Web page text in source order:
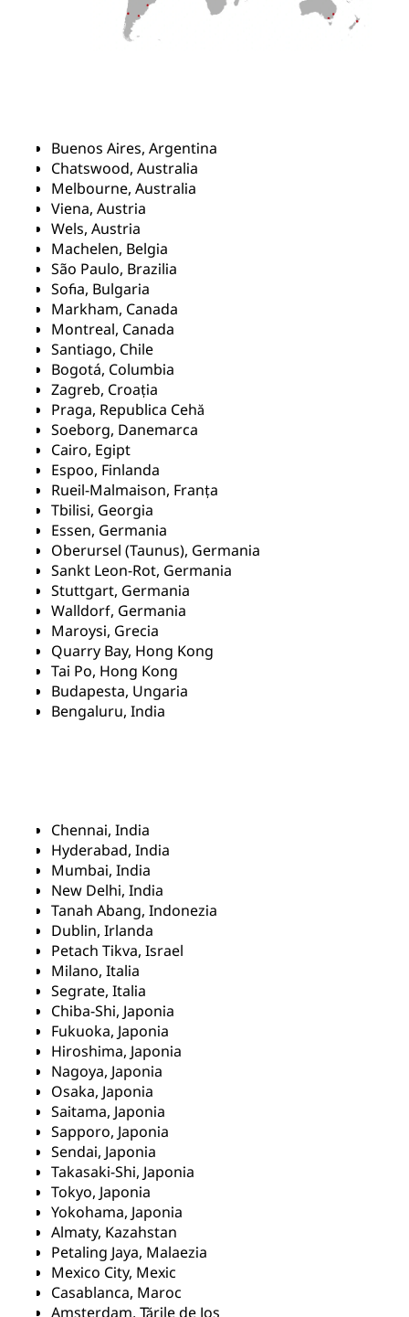
Buenos Aires, Argentina
Chatswood, Australia
Melbourne, Australia
Viena, Austria
Wels, Austria
Machelen, Belgia
São Paulo, Brazilia
Sofia, Bulgaria
Markham, Canada
Montreal, Canada
Santiago, Chile
Bogotá, Columbia
Zagreb, Croația
Praga, Republica Cehă
Soeborg, Danemarca
Cairo, Egipt
Espoo, Finlanda
Rueil-Malmaison, Franța
Tbilisi, Georgia
Essen, Germania
Oberursel (Taunus), Germania
Sankt Leon-Rot, Germania
Stuttgart, Germania
Walldorf, Germania
Maroysi, Grecia
Quarry Bay, Hong Kong
Tai Po, Hong Kong
Budapesta, Ungaria
Bengaluru, India
Chennai, India
Hyderabad, India
Mumbai, India
New Delhi, India
Tanah Abang, Indonezia
Dublin, Irlanda
Petach Tikva, Israel
Milano, Italia
Segrate, Italia
Chiba-Shi, Japonia
Fukuoka, Japonia
Hiroshima, Japonia
Nagoya, Japonia
Osaka, Japonia
Saitama, Japonia
Sapporo, Japonia
Sendai, Japonia
Takasaki-Shi, Japonia
Tokyo, Japonia
Yokohama, Japonia
Almaty, Kazahstan
Petaling Jaya, Malaezia
Mexico City, Mexic
Casablanca, Maroc
Amsterdam, Țările de Jos